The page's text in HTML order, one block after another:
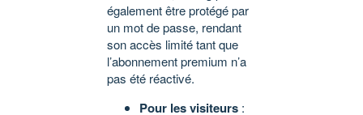
également être protégé par
un mot de passe, rendant
son accès limité tant que
l’abonnement premium n’a
pas été réactivé.
Pour les visiteurs :